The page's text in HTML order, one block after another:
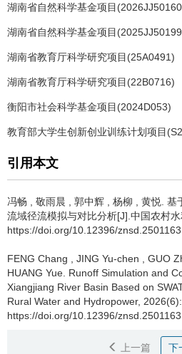
湖南省自然科学基金项目
湖南省自然科学基金项目
湖南省教育厅科学研究项目(25A0491)
湖南省教育厅科学研究项目(22B0716)
衡阳市社会科学基金项目(2024D053)
教育部大学生创新创业训练计划项目
引用本文
冯畅 敬雨晨 郭中辉 杨柳 黄悦 基
流域径流模拟与对比分析[J].中国农村
https://doi.org/10.12396/znsd.2501163
FENG Chang JING Yu-chen GUO
HUANG Yue Runoff Simulation and
Xiangjiang River Basin Based on
Rural Water and Hydropower,
https://doi.org/10.12396/znsd.2501163
上一篇 下